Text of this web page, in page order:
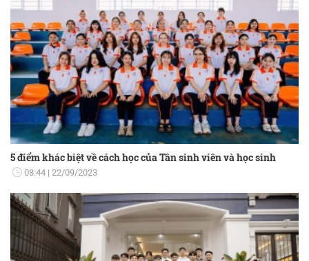
5 điểm khác biệt về cách học của Tân sinh viên và học sinh
08:44 22/09/2023